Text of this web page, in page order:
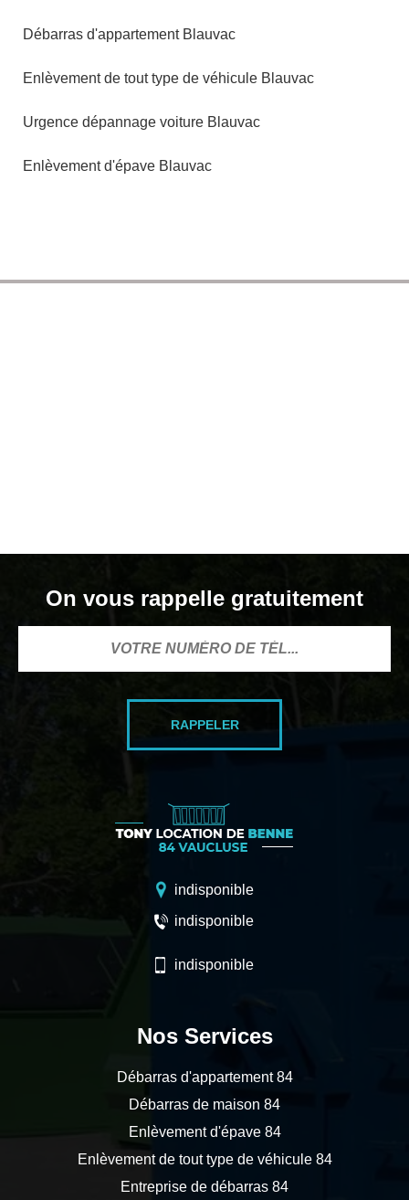
Débarras d'appartement Blauvac
Enlèvement de tout type de véhicule Blauvac
Urgence dépannage voiture Blauvac
Enlèvement d'épave Blauvac
On vous rappelle gratuitement
indisponible
indisponible
indisponible
Nos Services
Débarras d'appartement 84
Débarras de maison 84
Enlèvement d'épave 84
Enlèvement de tout type de véhicule 84
Entreprise de débarras 84